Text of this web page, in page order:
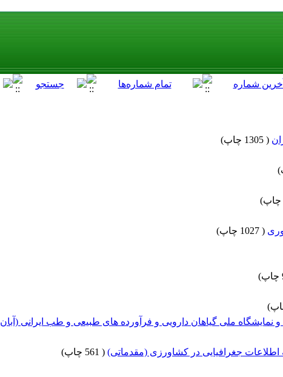
(
)
)
)
(
)
)
)
ملی گیاهان دارویی و فرآورده های طبیعی و طب ایرانی (آبان 97)
اطلاعات جغرافیایی در کشاورزی (مقدماتی) (
)